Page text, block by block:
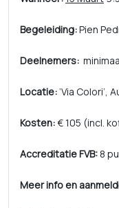
Begeleiding:Pien
Deelnemers:
Locatie:‘Via
Kosten:€ 105 (incl.
Accreditatie FVB:8
Meer info en